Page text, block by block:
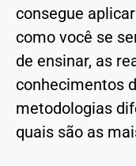
consegue
como você se
de ensinar, as
conhecimentos
metodologias
quais são as